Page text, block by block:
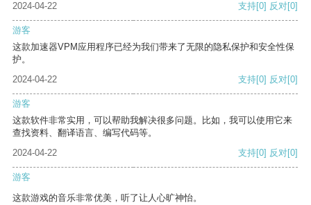
2024-04-22 支持[0] 反对[0]
游客
这款加速器VPM应用程序已经为我们带来了无限的隐私保护和安全性保
护。
2024-04-22
支持[0] 反对[0]
游客
这款软件非常实用，可以帮助我解决很多问题。比如，我可以使用它来
查找资料、翻译语言、编写代码等。
2024-04-22
支持[0] 反对[0]
游客
这款游戏的音乐非常优美，听了让人心旷神怡。